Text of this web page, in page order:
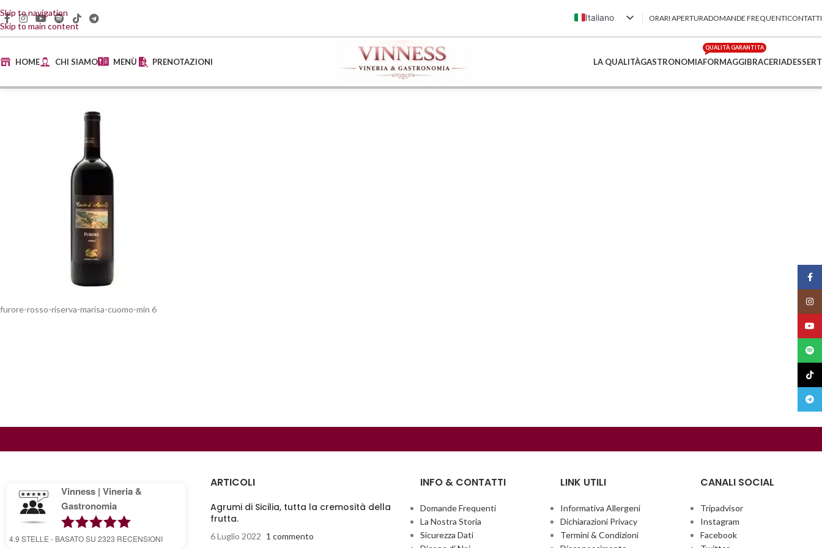
Skip to navigation
Skip to main content
Italiano
English (UK)
Français
ORARI APERTURADOMANDE FREQUENTICONTATTI
HOME CHI SIAMO MENÙ PRENOTAZIONI LA QUALITÀGASTRONOMIAFORMAGGI
QUALITÀ GARANTITA
BRACERIADESSERT
furore-rosso-riserva-marisa-cuomo-min 6
Vinness | Vineria &
Gastronomia
4.9 STELLE - BASATO SU 2323 RECENSIONI
ARTICOLI
Agrumi di Sicilia, tutta la cremosità della
frutta.
6 Luglio 2022 1 commento
INFO & CONTATTI
Domande Frequenti
La Nostra Storia
Sicurezza Dati
LINK UTILI
Informativa Allergeni
Dichiarazioni Privacy
Termini & Condizioni
CANALI SOCIAL
Tripadvisor
Instagram
Facebook